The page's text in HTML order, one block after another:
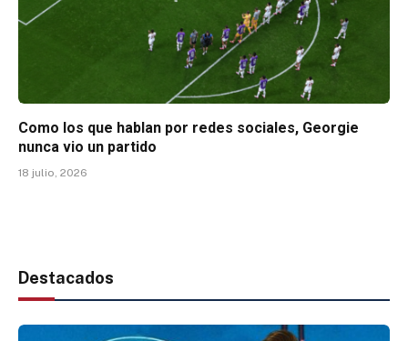
Como los que hablan por redes sociales, Georgie
nunca vio un partido
18 julio, 2026
Destacados